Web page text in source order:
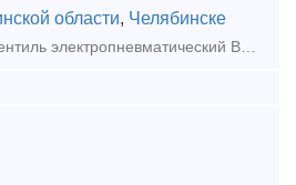
области, Челябинске
В наличии на складе вентиль электропневматический ВВ-32, а также большой выбор жд запчастей в наличии и под заказ. Тип предложения: предлагаю продукцию, услугу